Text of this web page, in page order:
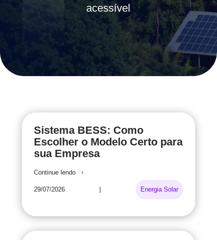
acessível
Sistema BESS: Como
Escolher o Modelo Certo para
sua Empresa
29/07/2026 Energia Solar
Continue lendo